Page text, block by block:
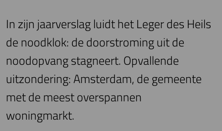
In zijn jaarverslag luidt het Leger des Heils
de noodklok: de doorstroming uit de
noodopvang stagneert. Opvallende
uitzondering: Amsterdam, de gemeente
met de meest overspannen
woningmarkt.